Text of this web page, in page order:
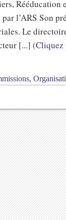
Rééducation
l’ARS Son
Le
[...]
,